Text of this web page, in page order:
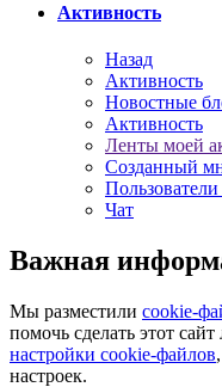
Активность
Назад
Активность
Новостные
Активность
Ленты моей
Созданный
Чат
Важная
Мы разместили cookie-
помочь сделать этот
настройки cookie-файлов
настроек.